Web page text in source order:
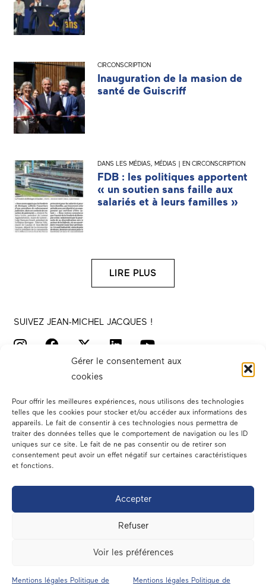
Gérer le consentement aux
cookies
Pour offrir les meilleures expériences, nous utilisons des technologies
telles que les cookies pour stocker et/ou accéder aux informations des
appareils. Le fait de consentir à ces technologies nous permettra de
traiter des données telles que le comportement de navigation ou les ID
uniques sur ce site. Le fait de ne pas consentir ou de retirer son
consentement peut avoir un effet négatif sur certaines caractéristiques
et fonctions.
Accepter
Refuser
Voir les préférences
Mentions légales Politique de Mentions légales Politique de
CIRCONSCRIPTION
Inauguration de la masion de
santé de Guiscriff
DANS LES MÉDIAS, MÉDIAS | EN CIRCONSCRIPTION
FDB : les politiques apportent
« un soutien sans faille aux
salariés et à leurs familles »
LIRE PLUS
SUIVEZ JEAN-MICHEL JACQUES !
Votre député
Dans les médias
En circonscription
A l’assemblée
Contact